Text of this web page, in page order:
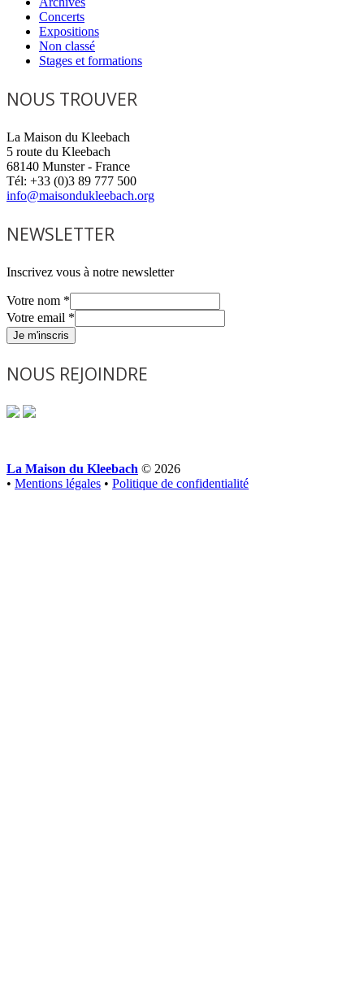
Concerts
Expositions
Non classé
Stages et formations
NOUS TROUVER
La Maison du Kleebach
5 route du Kleebach
68140 Munster - France
Tél: +33 (0)3 89 777 500
info@maisondukleebach.org
NEWSLETTER
Inscrivez vous à notre newsletter
Votre nom *
Votre email *
Je m'inscris
NOUS REJOINDRE
La Maison du Kleebach © 2026
• Mentions légales • Politique de confidentialité